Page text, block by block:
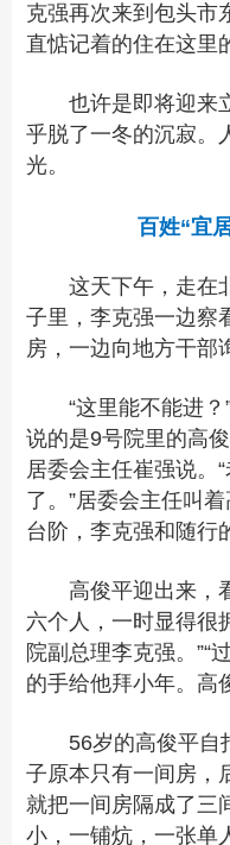
克强再次来到包头市
直惦记着的住在这里
也许是即将迎来立
乎脱了一冬的沉寂。
光。
百姓“宜
这天下午，走在北
子里，李克强一边察
房，一边向地方干部
“这里能不能进？”
说的是9号院里的高
居委会主任崔强说。
了。”居委会主任叫
台阶，李克强和随行
高俊平迎出来，看
六个人，一时显得很
院副总理李克强。”“
的手给他拜小年。高
56岁的高俊平自
子原本只有一间房，
就把一间房隔成了三
小，一铺炕，一张单